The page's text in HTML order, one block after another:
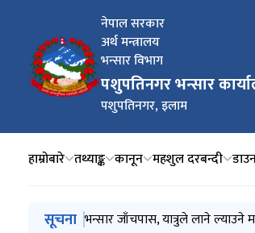
नेपाल सरकार
अर्थ मन्त्रालय
भन्सार विभाग
पशुपतिनगर भन्सार
पशुपतिनगर, इलाम
हाम्रोबारे तथ्याङ्क कानून महशुल दरबन्दी
मुख्य नेभिगेसनमा जानुहोस्
सूचना भन्सार जाँचपास, यात्रुले लाने